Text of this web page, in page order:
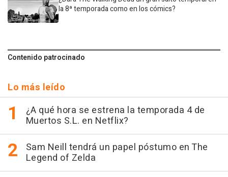
la 8ª temporada como en los cómics?
Contenido patrocinado
Lo más leído
¿A qué hora se estrena la temporada 4 de
Muertos S.L. en Netflix?
Sam Neill tendrá un papel póstumo en The
Legend of Zelda